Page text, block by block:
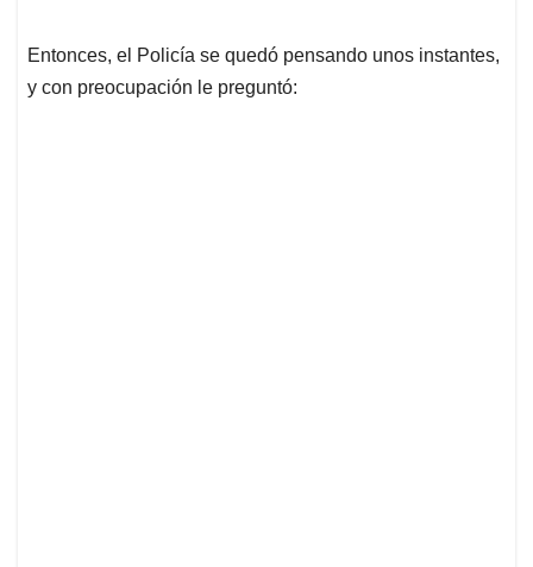
Entonces, el Policía se quedó pensando unos instantes,
y con preocupación le preguntó: